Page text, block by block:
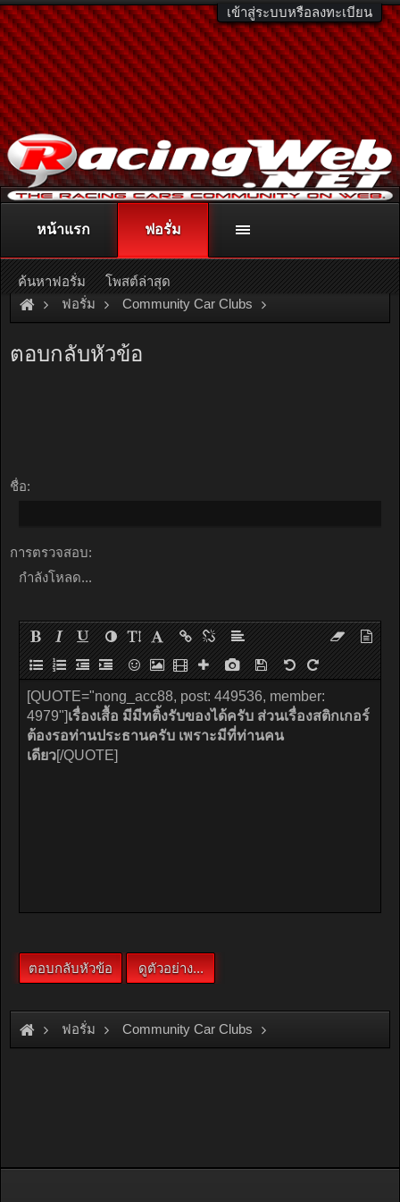
เข้าสู่ระบบหรือลงทะเบียน
ติดต่อลงโฆษณา racingweb@gmail.comหรือโทร. 081-811-1138
หรืออ่านรายละเอียดเพิ่มเติม คลิกที่นี่
ฟอรั่ม Community Car Clubs
ตอบกลับหัวข้อ
ชื่อ:
การตรวจสอบ:
กำลังโหลด...
ฟอรั่ม Community Car Clubs
หน้าแรก ฟอรั่ม
ค้นหาฟอรั่ม โพสต์ล่าสุด